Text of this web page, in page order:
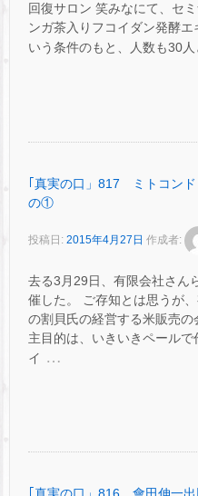
回復サロン 笑みなにて、セ
ンガ茶入りフコイダン発酵
いう条件のもと、人数も30
｢真実の口」817 ミトコン
の①
投稿日: 2015年4月27日 作成者:
去る3月29日、有限会社さん
催した。 ご存知とは思うが
の割貝氏の経営する米販売
主目的は、いきいきペール
イ …